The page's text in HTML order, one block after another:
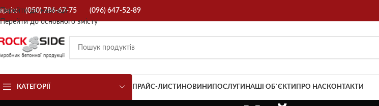
Перейти до навігації
Перейти до основного змісту
(050) 786-67-75 (096) 647-52-89
КАТЕГОРІЇ ПРАЙС-ЛИСТИ НОВИНИ ПОСЛУГИ НАШІ ОБ`ЄКТИ ПРО НАСКОНТАКТИ